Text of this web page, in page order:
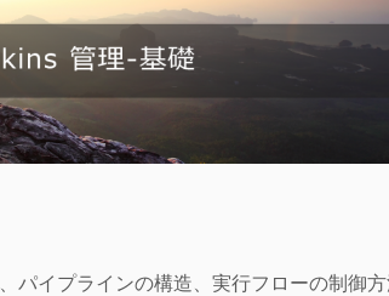
パイプラインの構造、実行フローの制御